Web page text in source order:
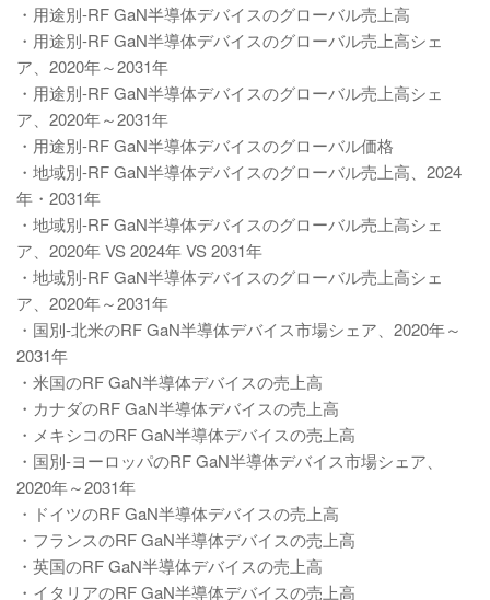
・用途別-RF GaN半導体デバイスのグローバル売上高
・用途別-RF GaN半導体デバイスのグローバル売上高シェ
ア、2020年～2031年
・用途別-RF GaN半導体デバイスのグローバル売上高シェ
ア、2020年～2031年
・用途別-RF GaN半導体デバイスのグローバル価格
・地域別-RF GaN半導体デバイスのグローバル売上高、2024
年・2031年
・地域別-RF GaN半導体デバイスのグローバル売上高シェ
ア、2020年 VS 2024年 VS 2031年
・地域別-RF GaN半導体デバイスのグローバル売上高シェ
ア、2020年～2031年
・国別-北米のRF GaN半導体デバイス市場シェア、2020年～
2031年
・米国のRF GaN半導体デバイスの売上高
・カナダのRF GaN半導体デバイスの売上高
・メキシコのRF GaN半導体デバイスの売上高
・国別-ヨーロッパのRF GaN半導体デバイス市場シェア、
2020年～2031年
・ドイツのRF GaN半導体デバイスの売上高
・フランスのRF GaN半導体デバイスの売上高
・英国のRF GaN半導体デバイスの売上高
・イタリアのRF GaN半導体デバイスの売上高